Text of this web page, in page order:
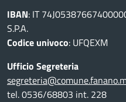
IBAN: IT
S.P.A.
Codice univoco: UFQEXM
Ufficio Segreteria
tel. 0536/68803 int. 228